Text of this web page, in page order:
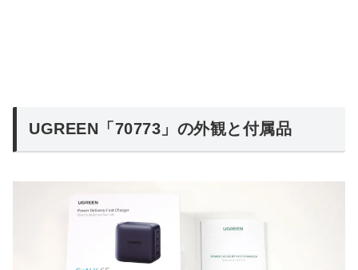
UGREEN「70773」の外観と付属品